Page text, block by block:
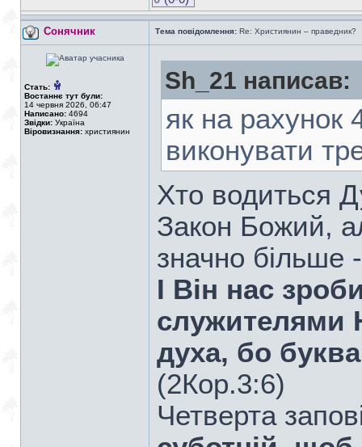
Сонячник Тема повідомлення: Re: Християнин – праведник?
Стать:
Востаннє тут були:
14 червня 2026, 06:47
Написано: 4694
Звідки: Україна
Віровизнання: християнин
Sh_21 написав:
як на рахунок
виконувати
Хто водиться
Закон Божий,
значно більше
І Він нас
служителями
духа, бо
(2Кор.3:6)
Четверта